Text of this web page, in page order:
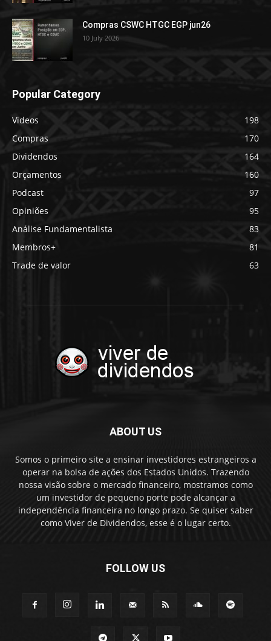
Compras CSWC HTGC EGP jun26
10 July 2026
Popular Category
Videos
198
Compras
170
Dividendos
164
Orçamentos
160
Podcast
97
Opiniões
95
Análise Fundamentalista
83
Membros+
81
Trade de valor
63
ABOUT US
Somos o primeiro site a ensinar investidores estrangeiros a
operar na bolsa de ações dos Estados Unidos. Trazendo
nossa visão sobre o mercado financeiro, mostramos como
um investidor de pequeno porte pode alcançar a
independência financeira no longo prazo. Se quiser saber
como Viver de Dividendos, esse é o lugar certo.
FOLLOW US